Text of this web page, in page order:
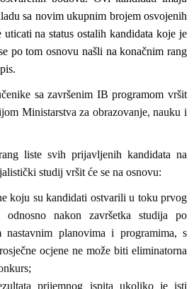
sa novim ukupnim brojem osvojenih
na status ostalih kandidata koje je
po tom osnovu našli na konačnim rang
sa završenim IB programom vršit
Ministarstva za obrazovanje, nauku i
liste svih prijavljenih kandidata na
studij vršit će se na osnovu:
koju su kandidati ostvarili u toku prvog
odnosno nakon završetka studija po
nastavnim planovima i programima, s
ocjene ne može biti eliminatorna
prijemnog ispita ukoliko je isti